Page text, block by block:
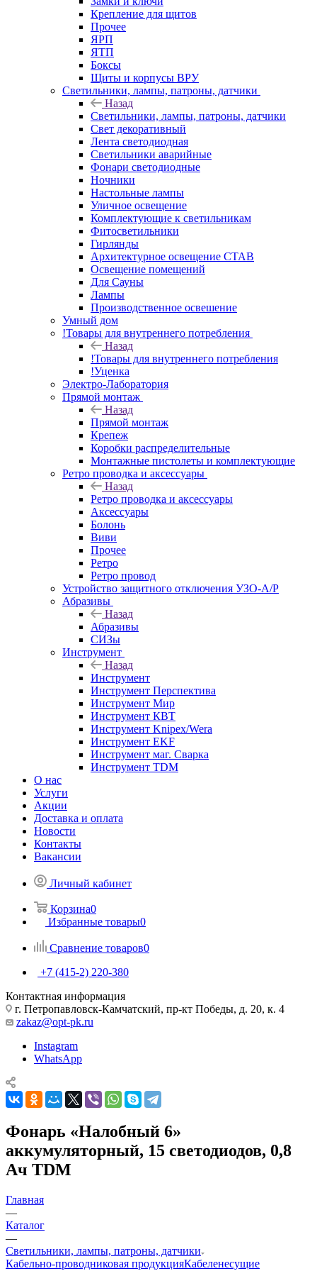
Крепление для щитов
Прочее
ЯРП
ЯТП
Боксы
Щиты и корпусы ВРУ
Светильники, лампы, патроны, датчики
Назад
Светильники, лампы, патроны, датчики
Свет декоративный
Лента светодиодная
Светильники аварийные
Фонари светодиодные
Ночники
Настольные лампы
Уличное освещение
Комплектующие к светильникам
Фитосветильники
Гирлянды
Архитектурное освещение СТАВ
Освещение помещений
Для Сауны
Лампы
Производственное освешение
Умный дом
!Товары для внутреннего потребления
Назад
!Товары для внутреннего потребления
!Уценка
Электро-Лаборатория
Прямой монтаж
Назад
Прямой монтаж
Крепеж
Коробки распределительные
Монтажные пистолеты и комплектующие
Ретро проводка и аксессуары
Назад
Ретро проводка и аксессуары
Аксессуары
Болонь
Виви
Прочее
Ретро
Ретро провод
Устройство защитного отключения УЗО-А/Р
Абразивы
Назад
Абразивы
СИЗы
Инструмент
Назад
Инструмент
Инструмент Перспектива
Инструмент Мир
Инструмент КВТ
Инструмент Knipex/Wera
Инструмент EKF
Инструмент маг. Сварка
Инструмент TDM
О нас
Услуги
Акции
Доставка и оплата
Новости
Контакты
Вакансии
Личный кабинет
Корзина0
Избранные товары0
Сравнение товаров0
+7 (415-2) 220-380
Контактная информация
г. Петропавловск-Камчатский, пр-кт Победы, д. 20, к. 4
zakaz@opt-pk.ru
Instagram
WhatsApp
Фонарь «Налобный 6»
аккумуляторный, 15 светодиодов, 0,8
Ач TDM
Главная
—
Каталог
—
Светильники, лампы, патроны, датчики
Кабельно-проводниковая продукцияКабеленесущие